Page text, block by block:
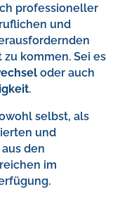
professioneller
und
kommen. Sei es
oder auch
.
selbst, als
und
den
im